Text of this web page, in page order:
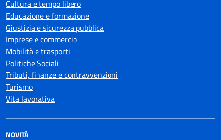
Cultura e tempo libero
Educazione e formazione
Giustizia e sicurezza pubblica
Imprese e commercio
Mobilità e trasporti
Politiche Sociali
Tributi, finanze e contravvenzioni
Turismo
Vita lavorativa
NOVITÀ